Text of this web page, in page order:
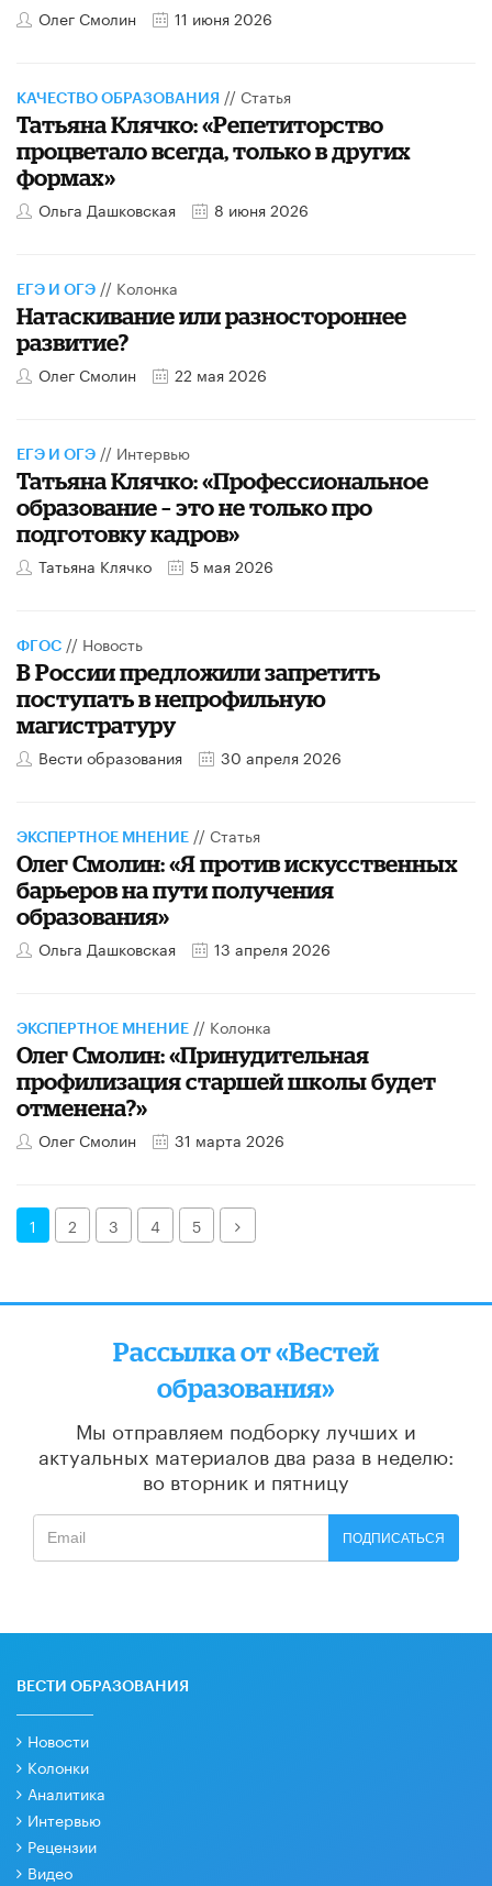
Олег Смолин 11 июня 2026
КАЧЕСТВО ОБРАЗОВАНИЯ // Статья
​Татьяна Клячко: «Репетиторство
процветало всегда, только в других
формах»
Ольга Дашковская 8 июня 2026
ЕГЭ И ОГЭ // Колонка
​Натаскивание или разностороннее
развитие?
Олег Смолин 22 мая 2026
ЕГЭ И ОГЭ // Интервью
​Татьяна Клячко: «Профессиональное
образование – это не только про
подготовку кадров»
Татьяна Клячко 5 мая 2026
ФГОС // Новость
В России предложили запретить
поступать в непрофильную
магистратуру
Вести образования 30 апреля 2026
ЭКСПЕРТНОЕ МНЕНИЕ // Статья
Олег Смолин: «Я против искусственных
барьеров на пути получения
образования»
Ольга Дашковская 13 апреля 2026
ЭКСПЕРТНОЕ МНЕНИЕ // Колонка
​Олег Смолин: «Принудительная
профилизация старшей школы будет
отменена?»
Олег Смолин 31 марта 2026
1 2 3 4 5 Далее
Рассылка от «Вестей
образования»
Мы отправляем подборку лучших и
актуальных материалов два раза в неделю:
во вторник и пятницу
ПОДПИСАТЬСЯ
ВЕСТИ ОБРАЗОВАНИЯ
Новости
Колонки
Аналитика
Интервью
Рецензии
Видео